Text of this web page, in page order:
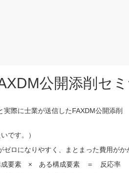
公開添削セ
際に士業が送信したFAXDM公開添削
です。）
ロになりやすく、まとまった費用がか
要素 × ある構成要素 ＝ 反応率